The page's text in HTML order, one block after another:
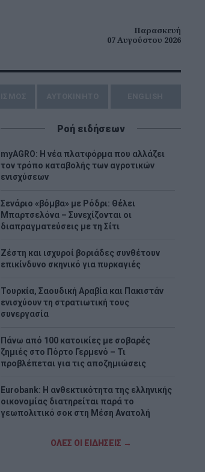
Παρασκευή
07 Αυγούστου 2026
Ροή ειδήσεων
myAGRO: Η νέα πλατφόρμα που αλλάζει
τον τρόπο καταβολής των αγροτικών
ενισχύσεων
Σενάριο «βόμβα» με Ρόδρι: Θέλει
Μπαρτσελόνα – Συνεχίζονται οι
διαπραγματεύσεις με τη Σίτι
Ζέστη και ισχυροί βοριάδες συνθέτουν
επικίνδυνο σκηνικό για πυρκαγιές
Τουρκία, Σαουδική Αραβία και Πακιστάν
ενισχύουν τη στρατιωτική τους
συνεργασία
Πάνω από 100 κατοικίες με σοβαρές
ζημιές στο Πόρτο Γερμενό – Τι
προβλέπεται για τις αποζημιώσεις
Eurobank: Η ανθεκτικότητα της ελληνικής
οικονομίας διατηρείται παρά το
γεωπολιτικό σοκ στη Μέση Ανατολή
Χατζηδάκης: «Ό,τι δεν αναρτάται δεν
ΟΛΕΣ ΟΙ ΕΙΔΗΣΕΙΣ →